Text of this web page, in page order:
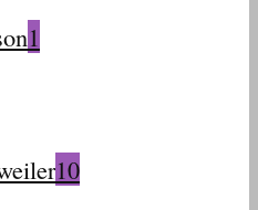
1
10